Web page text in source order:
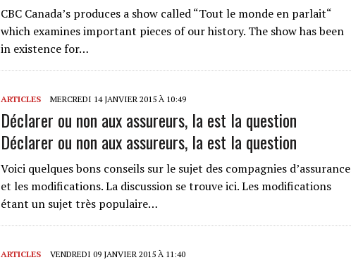
CBC Canada’s produces a show called “Tout le monde en parlait“
which examines important pieces of our history. The show has been
in existence for…
ARTICLES MERCREDI 14 JANVIER 2015 À 10:49
Déclarer ou non aux assureurs, la est la question
Déclarer ou non aux assureurs, la est la question
Voici quelques bons conseils sur le sujet des compagnies d’assurance
et les modifications. La discussion se trouve ici. Les modifications
étant un sujet très populaire…
ARTICLES VENDREDI 09 JANVIER 2015 À 11:40